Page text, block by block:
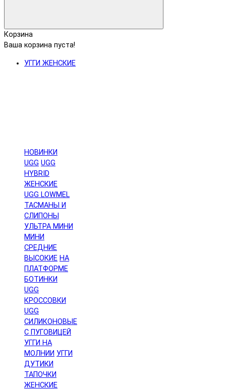
Корзина
Ваша корзина пуста!
УГГИ ЖЕНСКИЕ
НОВИНКИ
UGG UGG
HYBRID
ЖЕНСКИЕ
UGG LOWMEL
ТАСМАНЫ И
СЛИПОНЫ
УЛЬТРА МИНИ
МИНИ
СРЕДНИЕ
ВЫСОКИЕ НА
ПЛАТФОРМЕ
БОТИНКИ
UGG
КРОССОВКИ
UGG
СИЛИКОНОВЫЕ
С ПУГОВИЦЕЙ
УГГИ НА
МОЛНИИ УГГИ
ДУТИКИ
ТАПОЧКИ
ЖЕНСКИЕ